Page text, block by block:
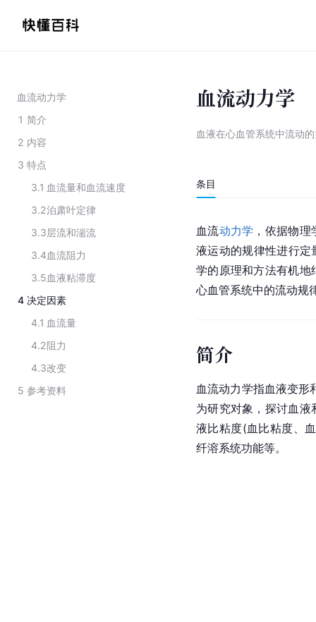
血流动力学
1 简介
2 内容
3 特点
3.1 血流量和血流速度
3.2泊肃叶定律
3.3层流和湍流
3.4血流阻力
3.5血液粘滞度
4 决定因素
4.1 血流量
4.2阻力
4.3改变
5 参考资料
血流动力学
血液在心血管系统中流动
条目
血流动力学 ，依据物
液运动的规律性进行定
学的原理和方法有机地
心血管系统中的流动规
简介
血流动力学指血液变
为研究对象，探讨血液
液比粘度(血比粘度、
纤溶系统功能等。